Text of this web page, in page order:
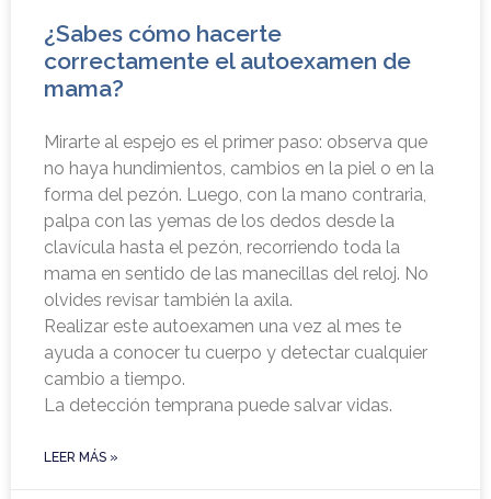
¿Sabes cómo hacerte
correctamente el autoexamen de
mama?
Mirarte al espejo es el primer paso: observa que
no haya hundimientos, cambios en la piel o en la
forma del pezón. Luego, con la mano contraria,
palpa con las yemas de los dedos desde la
clavícula hasta el pezón, recorriendo toda la
mama en sentido de las manecillas del reloj. No
olvides revisar también la axila.
Realizar este autoexamen una vez al mes te
ayuda a conocer tu cuerpo y detectar cualquier
cambio a tiempo.
La detección temprana puede salvar vidas.
LEER MÁS »